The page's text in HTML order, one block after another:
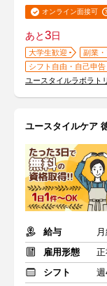
オンライン面接可
あと3日
大学生歓迎 副業
シフト自由・自己申告
ユースタイルラボラト
ユースタイルケア
給与
雇用形態
正
シフト